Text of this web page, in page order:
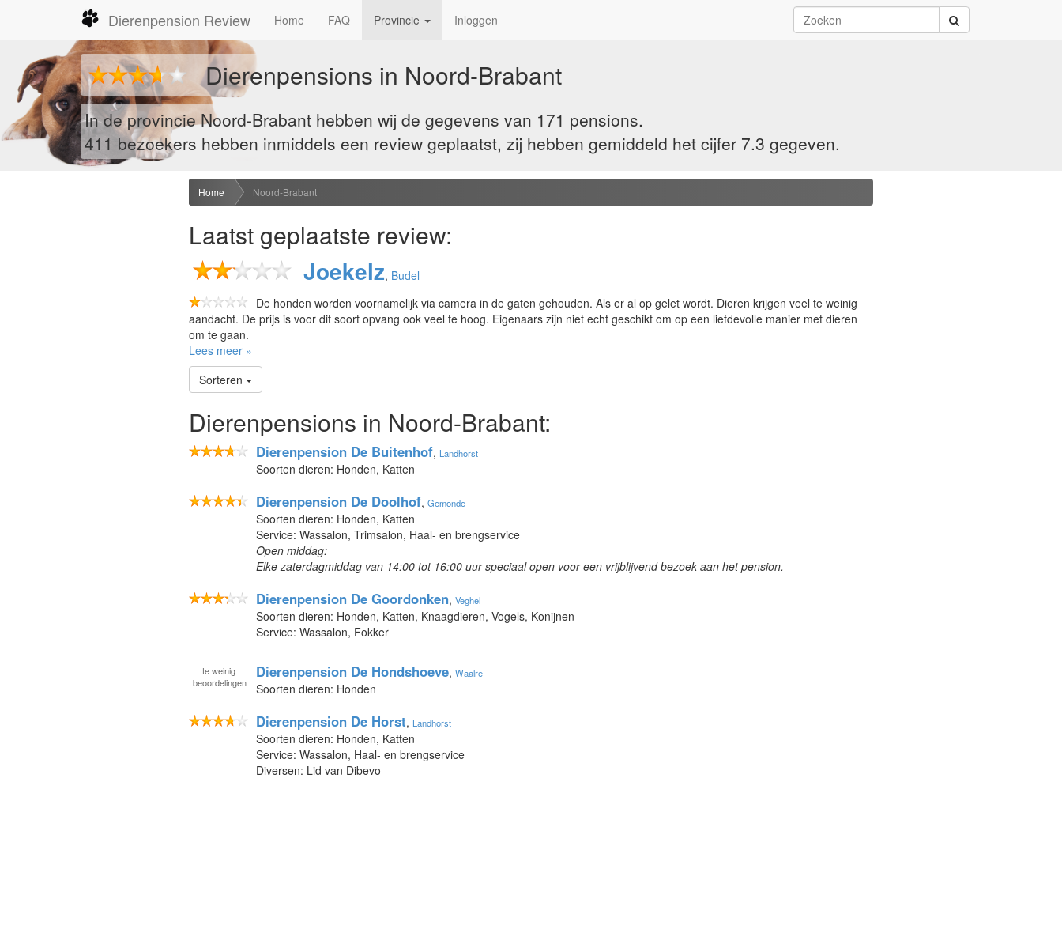
Dierenpension Review Home FAQ Provincie Inloggen
Dierenpensions in Noord-Brabant
In de provincie Noord-Brabant hebben wij de gegevens van 171 pensions.
411 bezoekers hebben inmiddels een review geplaatst, zij hebben gemiddeld het cijfer 7.3 gegeven.
Home Noord-Brabant
Laatst geplaatste review:
Joekelz, Budel
De honden worden voornamelijk via camera in de gaten gehouden. Als er al op gelet wordt. Dieren krijgen veel te weinig
aandacht. De prijs is voor dit soort opvang ook veel te hoog. Eigenaars zijn niet echt geschikt om op een liefdevolle manier met dieren
om te gaan.
Lees meer »
Sorteren
Dierenpensions in Noord-Brabant:
Dierenpension De Buitenhof, Landhorst
Soorten dieren: Honden, Katten
Dierenpension De Doolhof, Gemonde
Soorten dieren: Honden, Katten
Service: Wassalon, Trimsalon, Haal- en brengservice
Open middag:
Elke zaterdagmiddag van 14:00 tot 16:00 uur speciaal open voor een vrijblijvend bezoek aan het pension.
Dierenpension De Goordonken, Veghel
Soorten dieren: Honden, Katten, Knaagdieren, Vogels, Konijnen
Service: Wassalon, Fokker
te weinig
beoordelingen
Dierenpension De Hondshoeve, Waalre
Soorten dieren: Honden
Dierenpension De Horst, Landhorst
Soorten dieren: Honden, Katten
Service: Wassalon, Haal- en brengservice
Diversen: Lid van Dibevo